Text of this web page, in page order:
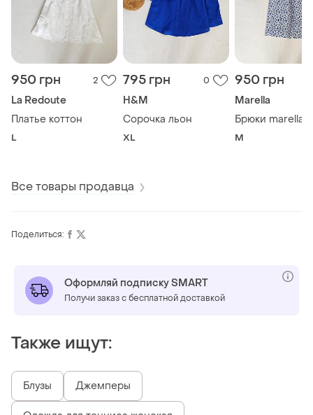
950 грн 2
La Redoute
Платье коттон
L
795 грн 0
H&M
Сорочка льон
XL
950 грн
Marella
Брюки marella
M
Все товары продавца
Поделиться:
Оформляй подписку SMART
Получи заказ с бесплатной доставкой
Также ищут:
Блузы Джемперы